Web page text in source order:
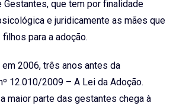
Gestantes, que tem por finalidade
e juridicamente as mães que
para a adoção.
2006, três anos antes da
12.010/2009 – A Lei da Adoção.
maior parte das gestantes chega à